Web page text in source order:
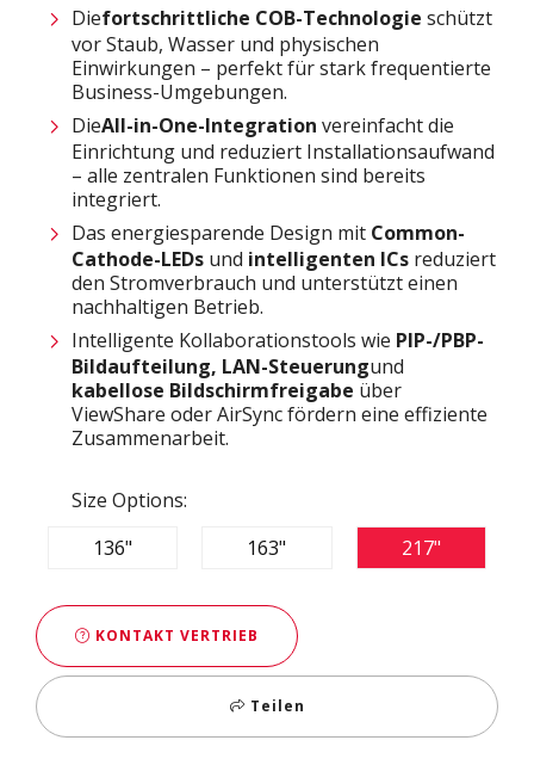
Diefortschrittliche COB-Technologie schützt
vor Staub, Wasser und physischen
Einwirkungen – perfekt für stark frequentierte
Business-Umgebungen.
DieAll-in-One-Integration vereinfacht die
Einrichtung und reduziert Installationsaufwand
– alle zentralen Funktionen sind bereits
integriert.
Das energiesparende Design mit Common-
Cathode-LEDs und intelligenten ICs reduziert
den Stromverbrauch und unterstützt einen
nachhaltigen Betrieb.
Intelligente Kollaborationstools wie PIP-/PBP-
Bildaufteilung, LAN-Steuerungund
kabellose Bildschirmfreigabe über
ViewShare oder AirSync fördern eine effiziente
Zusammenarbeit.
Size Options:
136"
163" 217"
KONTAKT VERTRIEB
Teilen